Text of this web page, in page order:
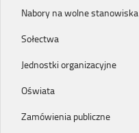
Nabory na wolne stanowiska
Sołectwa
Jednostki organizacyjne
Oświata
Zamówienia publiczne